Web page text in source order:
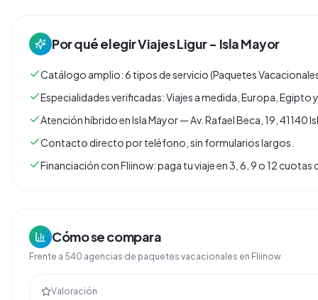
Por qué elegirViajes Ligur - Isla Mayor
Catálogo amplio: 6 tipos de servicio (Paquetes
Especialidades verificadas: Viajes a medida, Europa, Egipto
Atención híbrido en Isla Mayor — Av. Rafael Beca, 19, 41140
Contacto directo por teléfono, sin formularios largos.
Financiación con Fliinow: paga tu viaje en 3, 6, 9 o 12
Cómo se compara
Frente a 540 agencias de paquetes vacacionales en Fliinow
Valoración